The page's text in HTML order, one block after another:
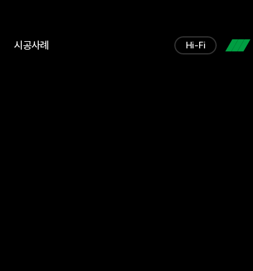
Hi-Fi
시공사례